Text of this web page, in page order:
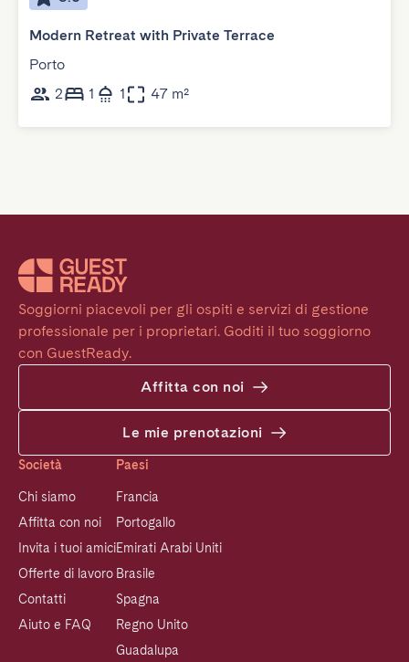
Modern Retreat with Private Terrace
Porto
2
1 1 47 m²
Soggiorni piacevoli per gli ospiti e servizi di gestione
professionale per i proprietari. Goditi il tuo soggiorno
con GuestReady.
Affitta con noi
Le mie prenotazioni
Società
Chi siamo
Affitta con noi
Invita i tuoi amici
Offerte di lavoro
Contatti
Aiuto e FAQ
Paesi
Francia
Portogallo
Emirati Arabi Uniti
Brasile
Spagna
Regno Unito
Guadalupa